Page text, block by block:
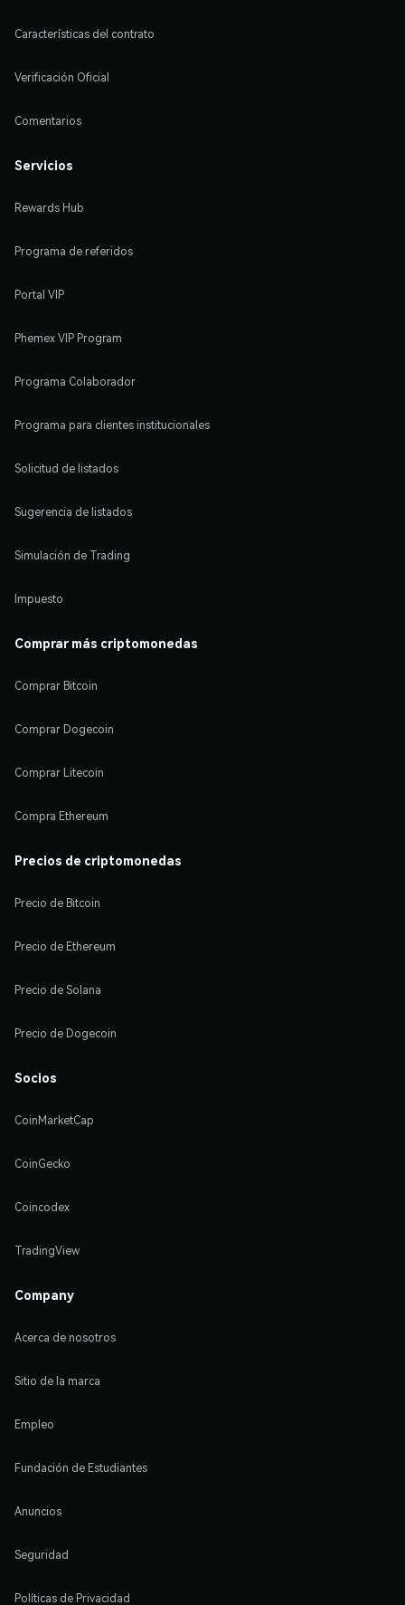
Características del contrato
Verificación Oficial
Comentarios
Servicios
Rewards Hub
Programa de referidos
Portal VIP
Phemex VIP Program
Programa Colaborador
Programa para clientes institucionales
Solicitud de listados
Sugerencia de listados
Simulación de Trading
Impuesto
Comprar más criptomonedas
Comprar Bitcoin
Comprar Dogecoin
Comprar Litecoin
Compra Ethereum
Precios de criptomonedas
Precio de Bitcoin
Precio de Ethereum
Precio de Solana
Precio de Dogecoin
Socios
CoinMarketCap
CoinGecko
Coincodex
TradingView
Company
Acerca de nosotros
Sitio de la marca
Empleo
Fundación de Estudiantes
Anuncios
Seguridad
Políticas de Privacidad